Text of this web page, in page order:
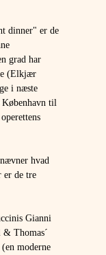
dinner" er de
grad har
(Elkjær
i næste
København til
hvad
er de tre
Gianni
Thomas´
moderne